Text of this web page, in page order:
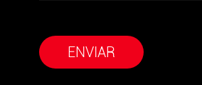
ENVIAR